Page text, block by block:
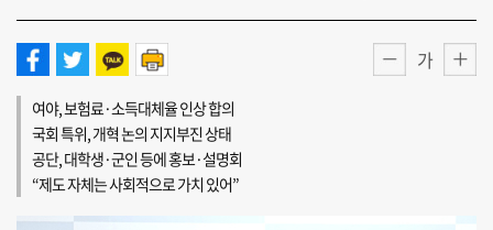
가
여야, 보험료·소득대체율 인상 합의
국회 특위, 개혁 논의 지지부진 상태
공단, 대학생·군인 등에 홍보·설명회
“제도 자체는 사회적으로 가치 있어”